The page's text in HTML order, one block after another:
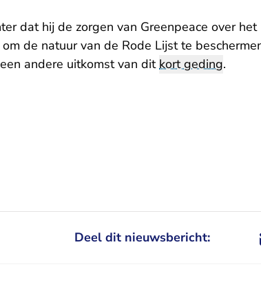
dat hij de zorgen van Greenpeace over het
de natuur van de Rode Lijst te
andere uitkomst van ditkort geding.
Deel dit nieuwsbericht: Deel